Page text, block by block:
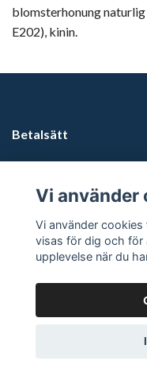
blomsterhonung
E202), kinin.
Betalsätt
Sociala medier
© 2026
Vi använder
Vi använder
visas för dig och för
upplevelse när du